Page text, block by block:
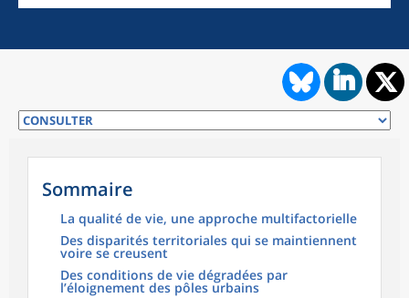
Sommaire
La qualité de vie, une approche multifactorielle
Des disparités territoriales qui se maintiennent
voire se creusent
Des conditions de vie dégradées par
l’éloignement des pôles urbains